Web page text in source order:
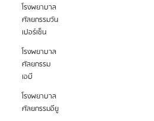
โรงพยาบาล
ศัลยกรรมวัน
เปอร์เซ็น
โรงพยาบาล
ศัลยกรรม
เอบี
โรงพยาบาล
ศัลยกรรมอียู